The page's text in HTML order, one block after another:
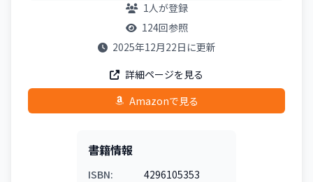
1人が登録
124回参照
2025年12月22日に更新
詳細ページを見る
Amazonで見る
書籍情報
ISBN:
4296105353